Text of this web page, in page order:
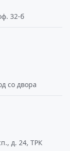
32-б
со двора
д. 24, ТРК